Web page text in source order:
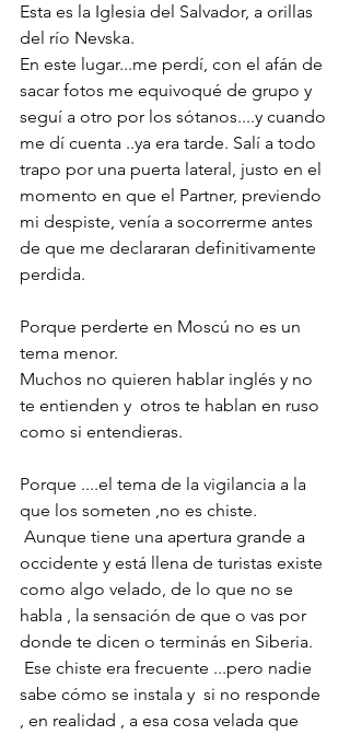
Esta es la Iglesia del Salvador, a orillas
del río Nevska.
En este lugar...me perdí, con el afán de
sacar fotos me equivoqué de grupo y
seguí a otro por los sótanos....y cuando
me dí cuenta ..ya era tarde. Salí a todo
trapo por una puerta lateral, justo en el
momento en que el Partner, previendo
mi despiste, venía a socorrerme antes
de que me declararan definitivamente
perdida.
Porque perderte en Moscú no es un
tema menor.
Muchos no quieren hablar inglés y no
te entienden y  otros te hablan en ruso
como si entendieras.
Porque ....el tema de la vigilancia a la
que los someten ,no es chiste.
occidente y está llena de turistas existe
como algo velado, de lo que no se
habla , la sensación de que o vas por
donde te dicen o terminás en Siberia.
sabe cómo se instala y  si no responde
, en realidad , a esa cosa velada que